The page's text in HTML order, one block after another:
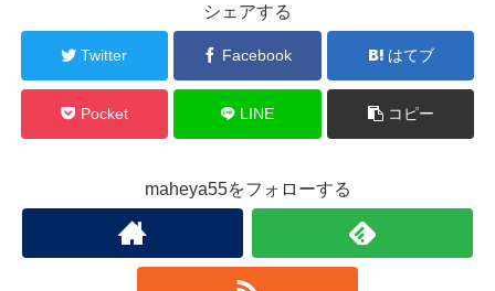
シェアする
Twitter Facebook はてブ
Pocket LINE コピー
maheya55をフォローする